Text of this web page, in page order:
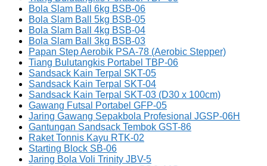
Bola Slam Ball 6kg BSB-06
Bola Slam Ball 5kg BSB-05
Bola Slam Ball 4kg BSB-04
Bola Slam Ball 3kg BSB-03
Papan Step Aerobik PSA-78 (Aerobic Stepper)
Tiang Bulutangkis Portabel TBP-06
Sandsack Kain Terpal SKT-05
Sandsack Kain Terpal SKT-04
Sandsack Kain Terpal SKT-03 (D30 x 100cm)
Gawang Futsal Portabel GFP-05
Jaring Gawang Sepakbola Profesional JGSP-06H
Gantungan Sandsack Tembok GST-86
Raket Tonnis Kayu RTK-02
Starting Block SB-06
Jaring Bola Voli Trinity JBV-5